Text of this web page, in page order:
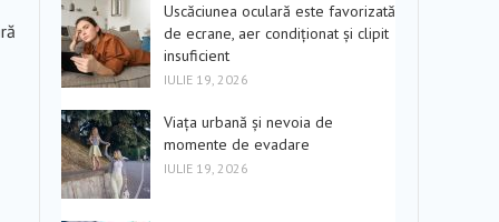
Uscăciunea oculară este favorizată
de ecrane, aer condiționat și clipit
insuficient
IULIE 19, 2026
Viața urbană și nevoia de
momente de evadare
IULIE 19, 2026